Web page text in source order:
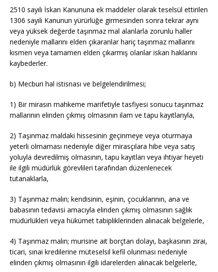
2510 sayılı İskan Kanununa ek maddeler olarak teselsül ettirilen
1306 sayılı Kanunun yürürlüğe girmesinden sonra tekrar aynı
veya yüksek değerde taşınmaz mal alanlarla zorunlu haller
nedeniyle mallarını elden çıkaranlar hariç taşınmaz mallarını
kısmen veya tamamen elden çıkarmış olanlar iskan haklarını
kaybederler.
b) Mecburi hal istisnası ve belgelendirilmesi;
1) Bir mirasın mahkeme marifetiyle tasfiyesi sonucu taşınmaz
mallarının elinden çıkmış olmasının ilam ve tapu kayıtlarıyla,
2) Taşınmaz maldaki hissesinin geçinmeye veya oturmaya
yeterli olmaması nedeniyle diğer mirasçılara hibe veya satış
yoluyla devredilmiş olmasının, tapu kayıtları veya ihtiyar heyeti
ile ilgili müdürlük görevlileri tarafından düzenlenecek
tutanaklarla,
3) Taşınmaz malın; kendisinin, eşinin, çocuklarının, ana ve
babasının tedavisi amacıyla elinden çıkmış olmasının sağlık
müdürlükleri veya hükümet tabipliklerinden alınacak belgelerle,
4) Taşınmaz malın; murisine ait borçtan dolayı, başkasının zirai,
ticari, sınai kredilerine müteselsil kefil olunması nedeniyle
elinden çıkmış olmasının ilgili idarelerden alınacak belgelerle,